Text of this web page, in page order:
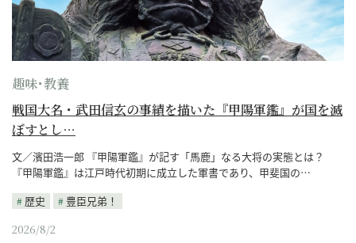
趣味･教養
戦国大名・武田信玄の事績を描いた『甲陽軍鑑』が国を滅
ぼすとし…
文／濱田浩一郎 『甲陽軍鑑』が記す「馬鹿」なる大将の実態とは？
『甲陽軍鑑』は江戸時代初期に成立した軍書であり、甲斐国の…
歴史
豊臣兄弟！
2026/8/2